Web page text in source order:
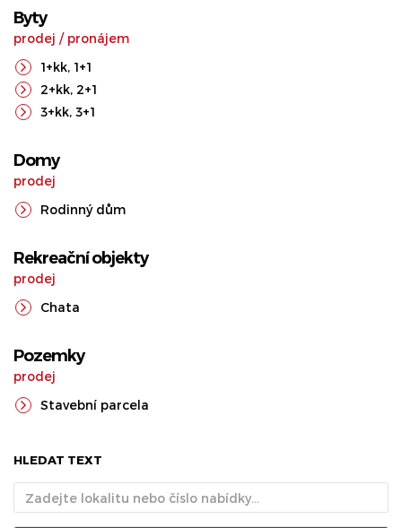
Byty
prodej / pronájem
1+kk, 1+1
2+kk, 2+1
3+kk, 3+1
Domy
prodej
Rodinný dům
Rekreační objekty
prodej
Chata
Pozemky
prodej
Stavební parcela
HLEDAT TEXT